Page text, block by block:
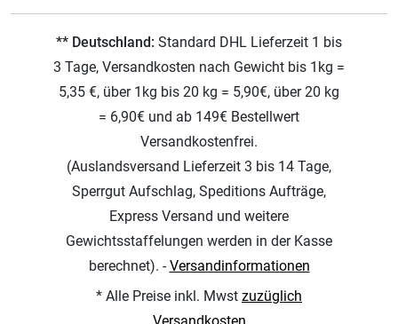
** Deutschland: Standard DHL Lieferzeit 1 bis
3 Tage, Versandkosten nach Gewicht bis 1kg =
5,35 €, über 1kg bis 20 kg = 5,90€, über 20 kg
= 6,90€ und ab 149€ Bestellwert
Versandkostenfrei.
(Auslandsversand Lieferzeit 3 bis 14 Tage,
Sperrgut Aufschlag, Speditions Aufträge,
Express Versand und weitere
Gewichtsstaffelungen werden in der Kasse
berechnet). -Versandinformationen
* Alle Preise inkl. Mwst zuzüglich